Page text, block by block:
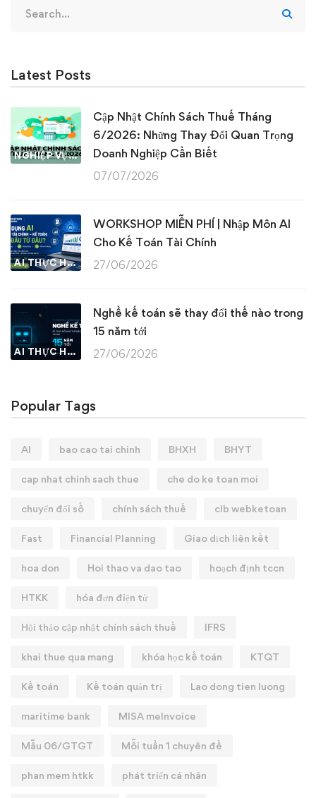
for:
Latest Posts
NGHIỆP VỤ KẾ TOÁN & THUẾ
Cập Nhật Chính Sách Thuế Tháng
6/2026: Những Thay Đổi Quan Trọng
Doanh Nghiệp Cần Biết
07/07/2026
AI THỰC HÀNH
WORKSHOP MIỄN PHÍ | Nhập Môn AI
Cho Kế Toán Tài Chính
27/06/2026
AI THỰC HÀNH
Nghề kế toán sẽ thay đổi thế nào trong
15 năm tới
27/06/2026
Popular Tags
AI bao cao tai chinh BHXH BHYT
cap nhat chinh sach thue che do ke toan moi
chuyển đổi số chính sách thuế clb webketoan
Fast Financial Planning Giao dịch liên kết
hoa don Hoi thao va dao tao hoạch định tccn
HTKK hóa đơn điện tử
Hội thảo cập nhật chính sách thuế IFRS
khai thue qua mang khóa học kế toán KTQT
Kế toán Kế toán quản trị Lao dong tien luong
maritime bank MISA meInvoice
Mẫu 06/GTGT Mỗi tuần 1 chuyên đề
phan mem htkk phát triển cá nhân